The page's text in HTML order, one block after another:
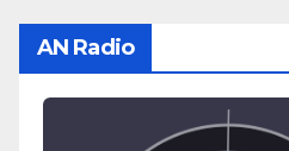
AN Radio